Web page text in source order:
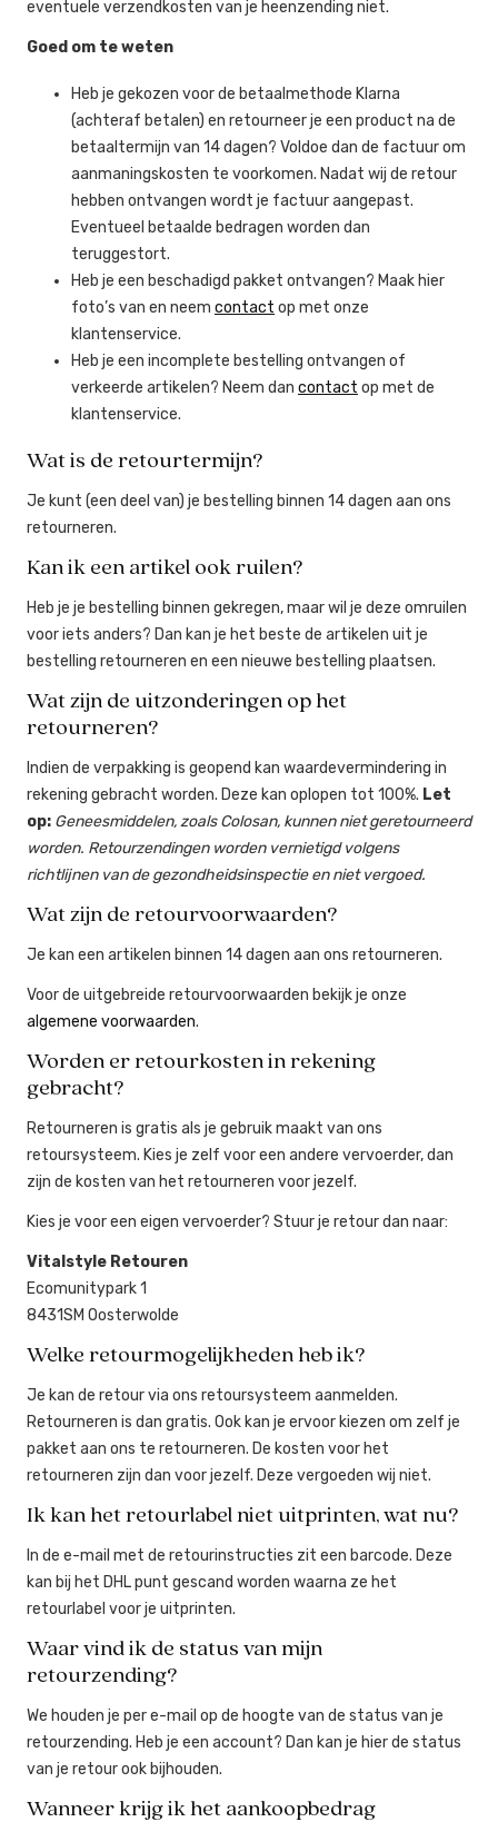
eventuele verzendkosten van je heenzending niet.
Goed om te weten
Heb je gekozen voor de betaalmethode Klarna
(achteraf betalen) en retourneer je een product na de
betaaltermijn van 14 dagen? Voldoe dan de factuur om
aanmaningskosten te voorkomen. Nadat wij de retour
hebben ontvangen wordt je factuur aangepast.
Eventueel betaalde bedragen worden dan
teruggestort.
Heb je een beschadigd pakket ontvangen? Maak hier
foto’s van en neem contact op met onze
klantenservice.
Heb je een incomplete bestelling ontvangen of
verkeerde artikelen? Neem dan contact op met de
klantenservice.
Wat is de retourtermijn?
Je kunt (een deel van) je bestelling binnen 14 dagen aan ons
retourneren.
Kan ik een artikel ook ruilen?
Heb je je bestelling binnen gekregen, maar wil je deze omruilen
voor iets anders? Dan kan je het beste de artikelen uit je
bestelling retourneren en een nieuwe bestelling plaatsen.
Wat zijn de uitzonderingen op het
retourneren?
Indien de verpakking is geopend kan waardevermindering in
rekening gebracht worden. Deze kan oplopen tot 100%. Let
op: Geneesmiddelen, zoals Colosan, kunnen niet geretourneerd
worden. Retourzendingen worden vernietigd volgens
richtlijnen van de gezondheidsinspectie en niet vergoed.
Wat zijn de retourvoorwaarden?
Je kan een artikelen binnen 14 dagen aan ons retourneren.
Voor de uitgebreide retourvoorwaarden bekijk je onze
algemene voorwaarden.
Worden er retourkosten in rekening
gebracht?
Retourneren is gratis als je gebruik maakt van ons
retoursysteem. Kies je zelf voor een andere vervoerder, dan
zijn de kosten van het retourneren voor jezelf.
Kies je voor een eigen vervoerder? Stuur je retour dan naar:
Vitalstyle Retouren
Ecomunitypark 1
8431SM Oosterwolde
Welke retourmogelijkheden heb ik?
Je kan de retour via ons retoursysteem aanmelden.
Retourneren is dan gratis. Ook kan je ervoor kiezen om zelf je
pakket aan ons te retourneren. De kosten voor het
retourneren zijn dan voor jezelf. Deze vergoeden wij niet.
Ik kan het retourlabel niet uitprinten, wat nu?
In de e-mail met de retourinstructies zit een barcode. Deze
kan bij het DHL punt gescand worden waarna ze het
retourlabel voor je uitprinten.
Waar vind ik de status van mijn
retourzending?
We houden je per e-mail op de hoogte van de status van je
retourzending. Heb je een account? Dan kan je hier de status
van je retour ook bijhouden.
Wanneer krijg ik het aankoopbedrag